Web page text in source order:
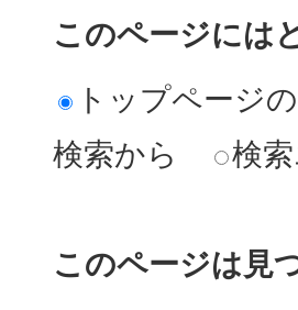
このページには
トップページ
検索から
検
このページは見